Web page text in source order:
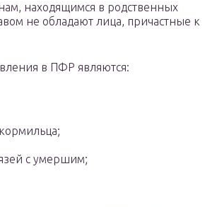
находящимся в родственных
не обладают лица, причастные к
в ПФР являются:
с умершим;